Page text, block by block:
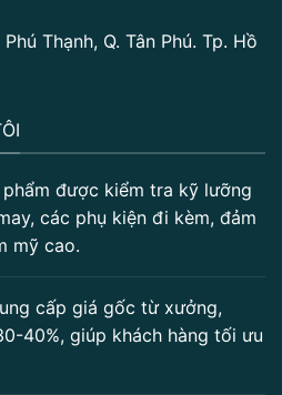
Thạnh, Q. Tân Phú. Tp. Hồ
được kiểm tra kỹ lưỡng
các phụ kiện đi kèm, đảm
mỹ cao.
cấp giá gốc từ xưởng,
40%, giúp khách hàng tối ưu